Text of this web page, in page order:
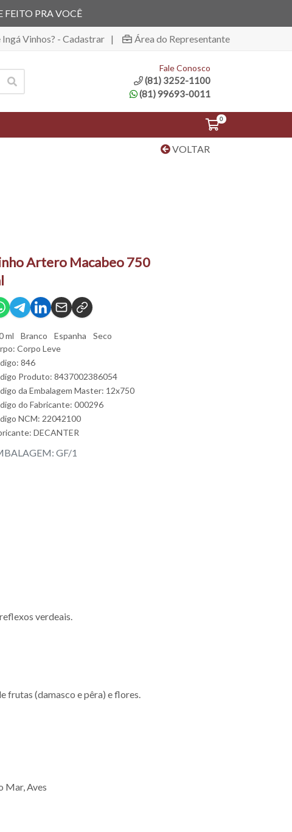
FEITO PRA VOCÊ
Vinhos? - Cadastrar | Área do Representante
Fale Conosco
(81) 3252-1100
(81) 99693-0011
0
VOLTAR
Artero Macabeo 750
ml Branco Espanha
Seco
Corpo Leve
846
Produto: 8437002386054
da Embalagem Master: 12x750
do Fabricante: 000296
NCM: 22042100
DECANTER
GF/1
verdeais.
frutas (damasco e pêra) e flores.
Mar, Aves